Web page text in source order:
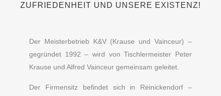
ZUFRIEDENHEIT UND UNSERE EXISTENZ!
Der Meisterbetrieb K&V (Krause und Vainceur) –
gegründet 1992 – wird von Tischlermeister Peter
Krause und Alfred Vainceur gemeinsam geleitet.
Der Firmensitz befindet sich in Reinickendorf –